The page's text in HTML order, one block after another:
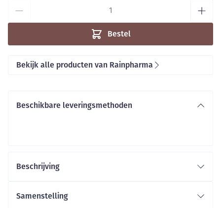
Bestel
Bekijk alle producten van Rainpharma
Beschikbare leveringsmethoden
Beschrijving
Samenstelling